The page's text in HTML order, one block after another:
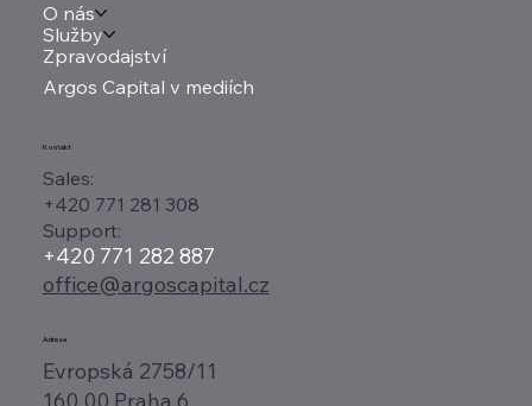
O nás
Služby
Zpravodajství
Argos Capital v mediích
Adresa
Evropská 2758/11
Kontakt
Sales:
+420 771 281 308
Support:
+420 771 282 887
office@argoscapital.cz